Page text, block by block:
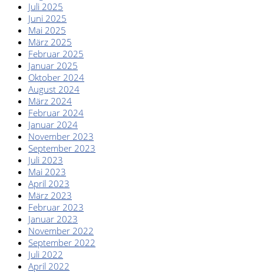
FAHRZEUGBESTAND
ZUBEHÖR
SHOP
Juli 2025
Juni 2025
Mai 2025
März 2025
Februar 2025
Januar 2025
Oktober 2024
August 2024
März 2024
Februar 2024
Januar 2024
November 2023
September 2023
Juli 2023
Mai 2023
April 2023
März 2023
Februar 2023
Januar 2023
November 2022
September 2022
Juli 2022
April 2022